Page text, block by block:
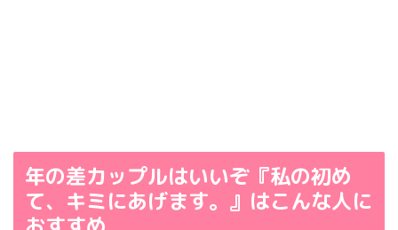
年の差カップルはいいぞ『私の初め
て、キミにあげます。』はこんな人に